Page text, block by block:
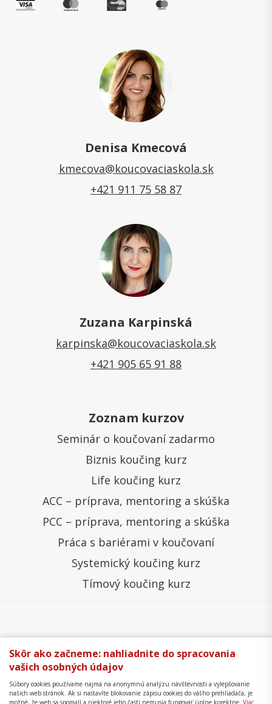
Denisa Kmecová
kmecova@koucovaciaskola.sk
+421 911 75 58 87
Zuzana Karpinská
karpinska@koucovaciaskola.sk
+421 905 65 91 88
Zoznam kurzov
Seminár o koučovaní zadarmo
Biznis koučing kurz
Life koučing kurz
ACC – príprava, mentoring a skúška
PCC – príprava, mentoring a skúška
Práca s bariérami v koučovaní
Systemický koučing kurz
Tímový koučing kurz
Všeobecné obchodné podmienky
Správa cookies
Ochrana osobných údajov
Formulár na odstúpenie
Mapa stránky
Skôr ako začneme: nahliadnite do spracovania
vašich osobných údajov
Súbory cookies používame najmä na anonymnú analýzu návštevnosti a vylepšovanie
našich web stránok. Ak si nastavíte blokovanie zápisu cookies do vášho prehliadača, je
možné, že web sa spomalí a niektoré jeho časti nemusia fungovať úplne korektne. Viac